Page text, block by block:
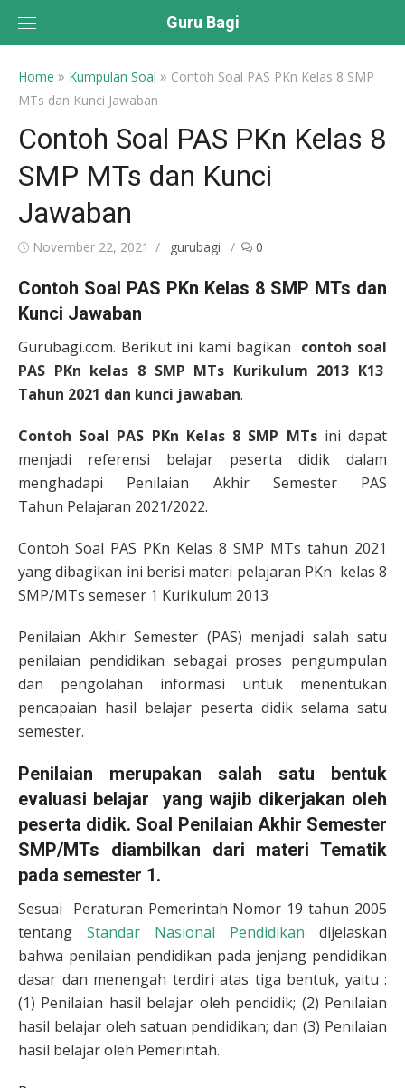
Guru Bagi
Home » Kumpulan Soal » Contoh Soal PAS PKn Kelas 8 SMP
MTs dan Kunci Jawaban
Contoh Soal PAS PKn Kelas 8
SMP MTs dan Kunci
Jawaban
Posted
November 22, 2021 Author
gurubagi 0
Contoh Soal PAS PKn Kelas 8 SMP MTs dan
Kunci Jawaban
Gurubagi.com. Berikut ini kami bagikan contoh soal
PAS PKn kelas 8 SMP MTs Kurikulum 2013 K13
Tahun 2021 dan kunci jawaban.
Contoh Soal PAS PKn Kelas 8 SMP MTsini dapat
menjadi referensi belajar peserta didik dalam
menghadapi Penilaian Akhir Semester PAS
Tahun Pelajaran 2021/2022.
Contoh Soal PAS PKn Kelas 8 SMP MTs tahun 2021
yang dibagikan ini berisi materi pelajaran PKn kelas 8
SMP/MTs semeser 1 Kurikulum 2013
Penilaian Akhir Semester (PAS) menjadi salah satu
penilaian pendidikan sebagai proses pengumpulan
dan pengolahan informasi untuk menentukan
pencapaian hasil belajar peserta didik selama satu
semester.
Penilaian merupakan salah satu bentuk
evaluasi belajar yang wajib dikerjakan oleh
peserta didik. Soal Penilaian Akhir Semester
SMP/MTs diambilkan dari materi Tematik
pada semester 1.
Sesuai Peraturan Pemerintah Nomor 19 tahun 2005
tentang Standar Nasional Pendidikan dijelaskan
bahwa penilaian pendidikan pada jenjang pendidikan
dasar dan menengah terdiri atas tiga bentuk, yaitu :
(1) Penilaian hasil belajar oleh pendidik; (2) Penilaian
hasil belajar oleh satuan pendidikan; dan (3) Penilaian
hasil belajar oleh Pemerintah.